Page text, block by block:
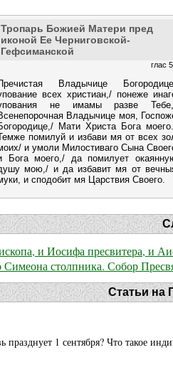
Тропарь Божией Матери пред
иконой Ее Черниговской-
Гефсиманской
глас 5
Владычице
всех христиан,/ понеже
не имамы разве
Владычице моя,
Мати Христа Бога
помилуй и избави мя от всех
и умоли Милостиваго Сына
Бога моего,/ да помилует
мою,/ и да избавит мя от
и сподобит мя Царствия Своего.
и Иосифа пресвитера, и
Симеона столпника. Собор
Статьи на
празднует 1 сентября? Что такое